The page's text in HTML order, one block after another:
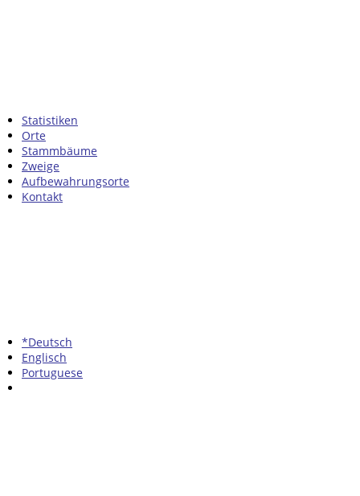
Statistiken
Orte
Stammbäume
Zweige
Aufbewahrungsorte
Kontakt
*Deutsch
Englisch
Portuguese